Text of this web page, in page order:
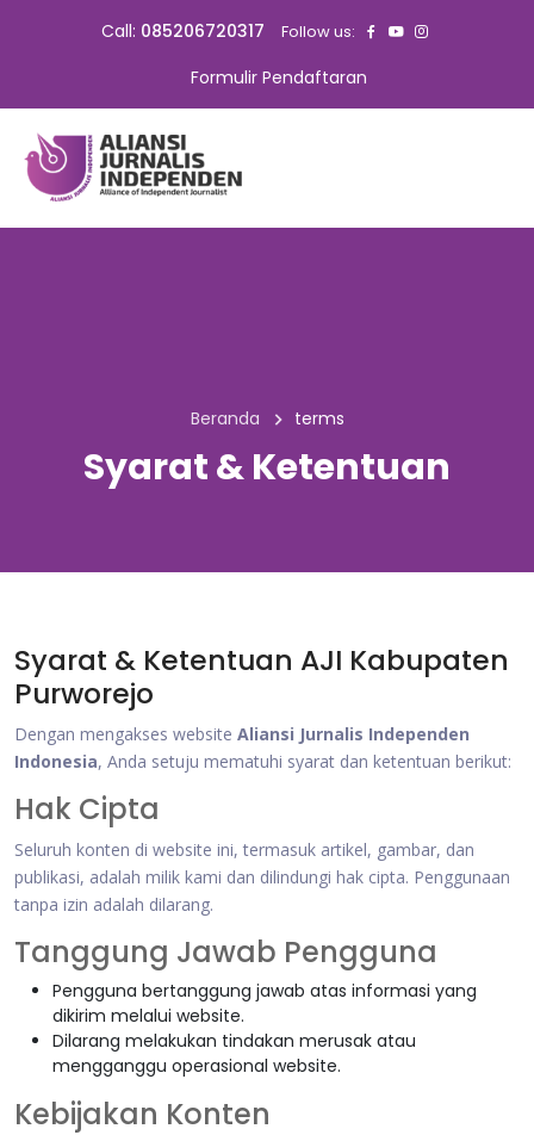
Call: 085206720317 Follow us:
Formulir Pendaftaran
Beranda terms
Syarat & Ketentuan
Syarat & Ketentuan AJI Kabupaten
Purworejo
Dengan mengakses website Aliansi Jurnalis Independen
Indonesia, Anda setuju mematuhi syarat dan ketentuan berikut:
Hak Cipta
Seluruh konten di website ini, termasuk artikel, gambar, dan
publikasi, adalah milik kami dan dilindungi hak cipta. Penggunaan
tanpa izin adalah dilarang.
Tanggung Jawab Pengguna
Pengguna bertanggung jawab atas informasi yang
dikirim melalui website.
Dilarang melakukan tindakan merusak atau
mengganggu operasional website.
Kebijakan Konten